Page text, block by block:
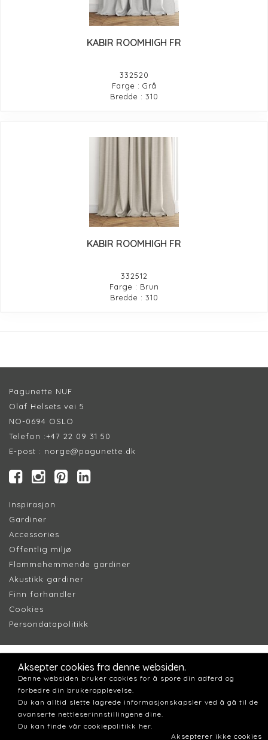
KABIR ROOMHIGH FR
332520
Farge : Grå
Bredde : 310
KABIR ROOMHIGH FR
332512
Farge : Brun
Bredde : 310
Pagunette NUF
Olaf Helsets vei 5
NO-0694 OSLO
Telefon :+47 22 09 31 50
E-post : norge@pagunette.dk
Inspirasjon
Gardiner
Accessories
Offentlig miljø
Flammehemmende gardiner
Akustikk gardiner
Finn forhandler
Cookies
Persondatapolitikk
Aksepter cookies fra denne websiden.
Denne websiden bruker cookies for å spore din adferd og
forbedre din brukeropplevelse.
Du kan alltid slette lagrede informasjonskapsler ved å gå til de
avanserte nettleserinnstillingene dine.
Du kan finde vår cookiepolitikk her.
Aksepterer ikke cookies